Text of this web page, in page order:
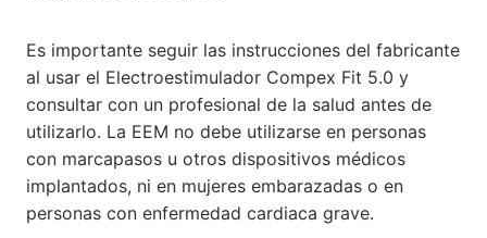
Es importante seguir las instrucciones del fabricante
al usar el Electroestimulador Compex Fit 5.0 y
consultar con un profesional de la salud antes de
utilizarlo. La EEM no debe utilizarse en personas
con marcapasos u otros dispositivos médicos
implantados, ni en mujeres embarazadas o en
personas con enfermedad cardiaca grave.